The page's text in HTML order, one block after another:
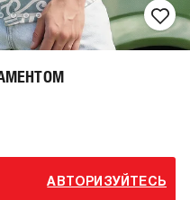
АВТОРИЗУЙТЕСЬ